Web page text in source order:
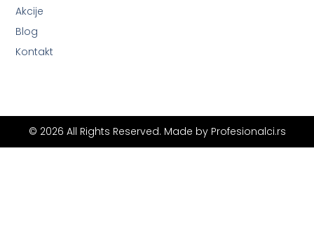
Akcije
Blog
Kontakt
© 2026 All Rights Reserved. Made by Profesionalci.rs